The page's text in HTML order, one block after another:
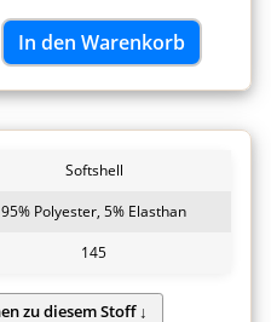
In den Warenkorb
Softshell
95% Polyester, 5% Elasthan
145